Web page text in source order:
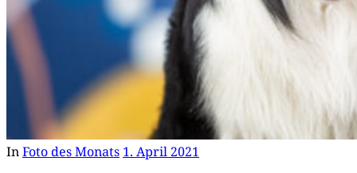
InFoto des Monats 1. April 2021